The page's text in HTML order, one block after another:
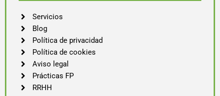
Servicios
Blog
Política de privacidad
Política de cookies
Aviso legal
Prácticas FP
RRHH